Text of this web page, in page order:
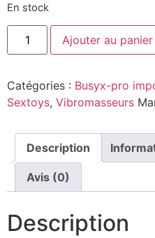
En stock
Ajouter au panier
Catégories : Busyx-pro
Sextoys, Vibromasseurs
Description
Avis (0)
Description